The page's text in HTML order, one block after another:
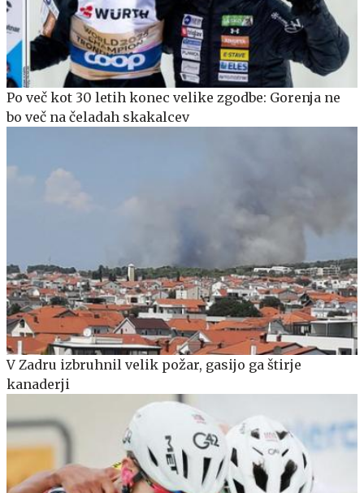
Po več kot 30 letih konec velike zgodbe: Gorenja ne
bo več na čeladah skakalcev
V Zadru izbruhnil velik požar, gasijo ga štirje
kanaderji